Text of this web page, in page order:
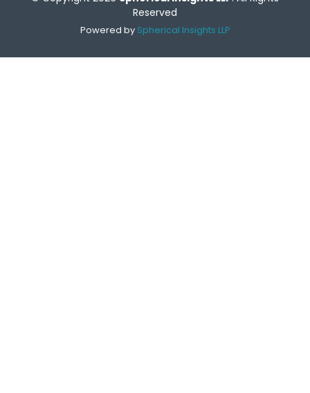
Reserved
Powered by Spherical Insights LLP